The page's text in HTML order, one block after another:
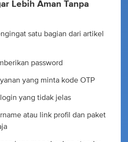
Lebih Aman Tanpa
satu bagian dari artikel
password
yang minta kode OTP
yang tidak jelas
atau link profil dan paket